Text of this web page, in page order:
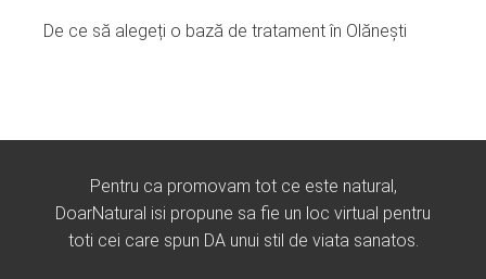
De ce să alegeți o bază de tratament în Olănești
Pentru ca promovam tot ce este natural,
DoarNatural isi propune sa fie un loc virtual pentru
toti cei care spun DA unui stil de viata sanatos.